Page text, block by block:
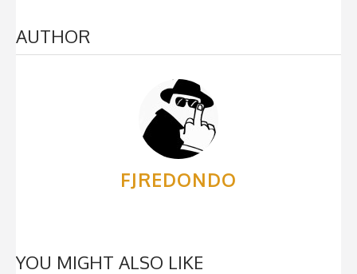
AUTHOR
FJREDONDO
YOU MIGHT ALSO LIKE